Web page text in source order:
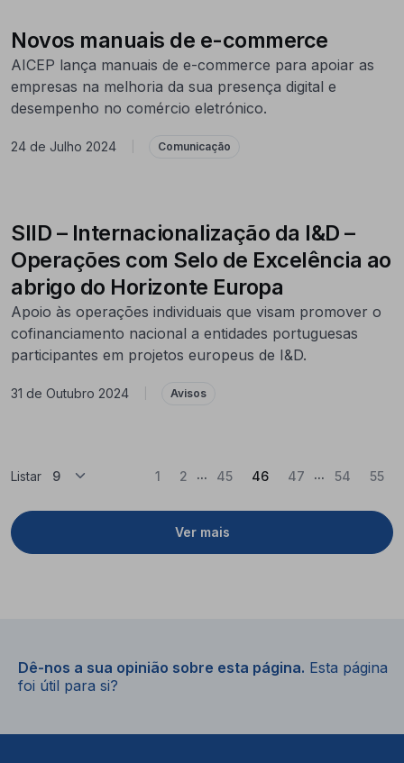
Novos manuais de e-commerce
AICEP lança manuais de e-commerce para apoiar as
empresas na melhoria da sua presença digital e
desempenho no comércio eletrónico.
24 de Julho 2024 Comunicação
SIID – Internacionalização da I&D –
Operações com Selo de Excelência ao
abrigo do Horizonte Europa
Apoio às operações individuais que visam promover o
cofinanciamento nacional a entidades portuguesas
participantes em projetos europeus de I&D.
31 de Outubro 2024 Avisos
Listar
Ver mais
1 2 ... 45 46(Atual)
47 ... 54 55
Dê-nos a sua opinião sobre esta página. Esta página
foi útil para si?